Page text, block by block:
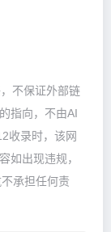
不保证外部链
指向，不由AI
收录时，该网
如出现违规，
承担任何责